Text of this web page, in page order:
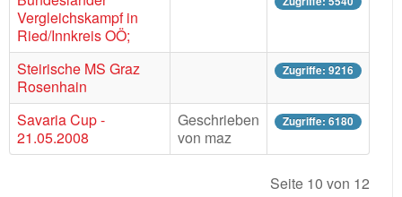
Vergleichskampf in
Ried/Innkreis OÖ;
Steirische MS Graz
Rosenhain
Zugriffe: 9216
Savaria Cup -
21.05.2008
Geschrieben
von maz
Zugriffe: 6180
Seite 10 von 12